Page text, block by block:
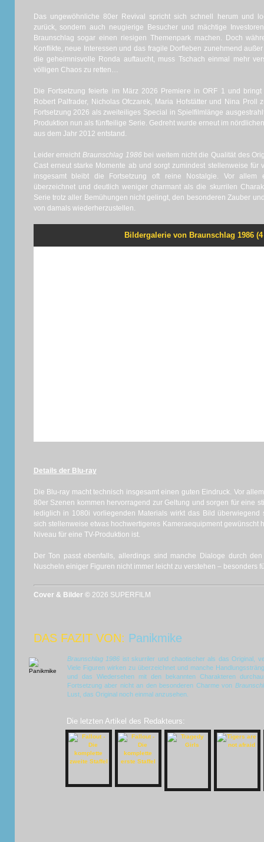
Das ungewöhnliche 80er Revival spricht sich schnell herum und
zurück, sondern auch neugierige Besucher und mächtige
Braunschlag sogar einen riesigen Themenpark machen. Doch
Konflikte, neue Interessen und das fragile Dorfleben zunehmend
die geheimnisvolle Ronda auftaucht, muss Tschach einmal mehr
völligen Chaos zu retten…
Die Fortsetzung feierte im März 2026 Premiere in ORF 1 und
Robert Palfrader, Nicholas Ofczarek, Maria Hofstätter und Nina Proll
Fortsetzung 2026 als zweiteiliges Special in Spielfilmlänge
Produktion nun als fünfteilige Serie. Gedreht wurde erneut im
aus dem Jahr 2012 entstand.
Leider erreicht Braunschlag 1986bei weitem nicht die Qualität des
Cast erneut starke Momente ab und sorgt zumindest stellenweise für
insgesamt bleibt die Fortsetzung oft reine Nostalgie. Vor
überzeichnet und deutlich weniger charmant als die skurrilen
Serie trotz aller Bemühungen nicht gelingt, den besonderen Zauber
von damals wiederherzustellen.
Bildergalerie von Braunschlag 1986
Details der Blu-ray
Die Blu-ray macht technisch insgesamt einen guten Eindruck. Vor
80er Szenen kommen hervorragend zur Geltung und sorgen für eine
lediglich in 1080i vorliegenden Materials wirkt das Bild
sich stellenweise etwas hochwertigeres Kameraequipment gewünscht
Niveau für eine TV-Produktion ist.
Der Ton passt ebenfalls, allerdings sind manche Dialoge durch
Nuscheln einiger Figuren nicht immer leicht zu verstehen – besonders
Cover & Bilder © 2026 SUPERFILM
DAS FAZIT VON: Panikmike
Braunschlag 1986 ist skurriler und chaotischer als das Original,
Viele Figuren wirken zu überzeichnet und manche
und das Wiedersehen mit den bekannten Charakteren
Fortsetzung aber nicht an den besonderen Charme von
Lust, das Original noch einmal anzusehen.
Die letzten Artikel des Redakteurs: